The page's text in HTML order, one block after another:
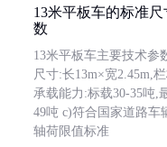
13米平板车的标准
数
13米平板车主要技术参
尺寸:长13m×宽2.45m,
承载能力:标载30-35吨,
49吨 c)符合国家道路车
轴荷限值标准